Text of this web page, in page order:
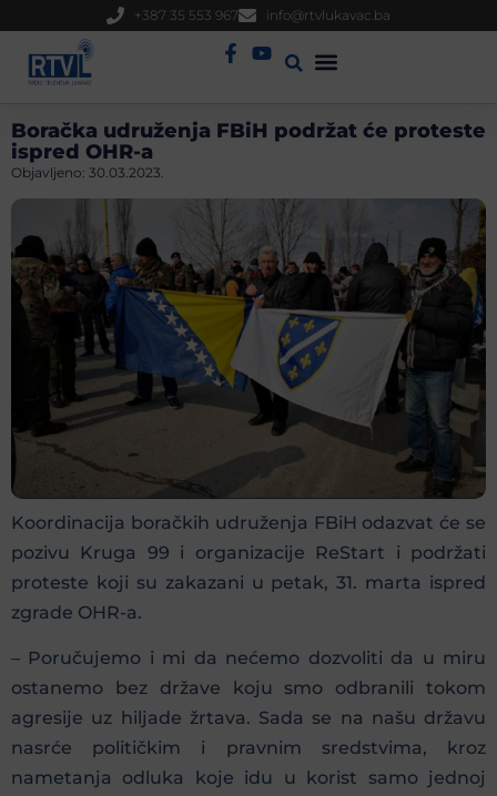
+387 35 553 967 info@rtvlukavac.ba
Boračka udruženja FBiH podržat će proteste
ispred OHR-a
Objavljeno: 30.03.2023.
Koordinacija boračkih udruženja FBiH odazvat će se
pozivu Kruga 99 i organizacije ReStart i podržati
proteste koji su zakazani u petak, 31. marta ispred
zgrade OHR-a.
– Poručujemo i mi da nećemo dozvoliti da u miru
ostanemo bez države koju smo odbranili tokom
agresije uz hiljade žrtava. Sada se na našu državu
nasrće političkim i pravnim sredstvima, kroz
nametanja odluka koje idu u korist samo jednoj